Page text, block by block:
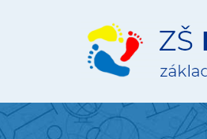
ZŠ
Pěší